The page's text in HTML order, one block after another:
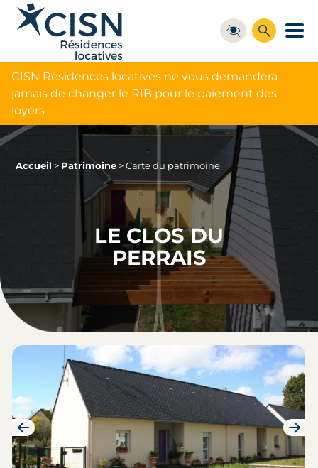
CISN Résidences locatives ne vous demandera
jamais de changer le RIB pour le paiement des
loyers
Accueil > Patrimoine >Carte du patrimoine
LE CLOS DU
PERRAIS